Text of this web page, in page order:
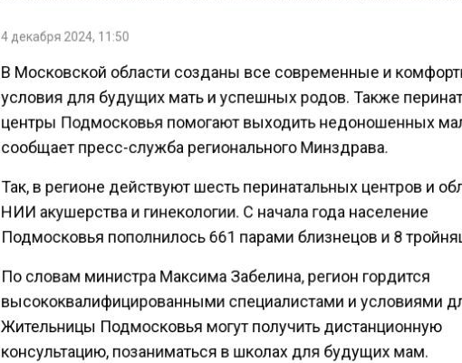
4 декабря 2024, 11:50
В Московской области созданы все современные и
условия для будущих мать и успешных родов. Также
центры Подмосковья помогают выходить недоношенных
сообщает пресс-служба регионального Минздрава.
Так, в регионе действуют шесть перинатальных центров и
НИИ акушерства и гинекологии. С начала года население
Подмосковья пополнилось 661 парами близнецов и 8
По словам министра Максима Забелина, регион гордится
высококвалифицированными специалистами и условиями
Жительницы Подмосковья могут получить дистанционную
консультацию, позаниматься в школах для будущих мам.